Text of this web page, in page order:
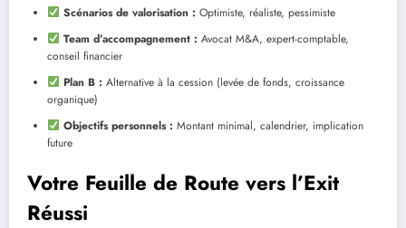
Scénarios de valorisation : Optimiste, réaliste, pessimiste
Team d’accompagnement : Avocat M&A, expert-comptable,
conseil financier
Plan B : Alternative à la cession (levée de fonds, croissance
organique)
Objectifs personnels : Montant minimal, calendrier, implication
future
Votre Feuille de Route vers l’Exit
Réussi